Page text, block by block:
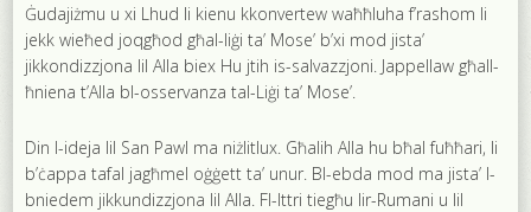
Ġudajiżmu u xi Lhud li kienu kkonvertew waħħluha f’rashom li
jekk wieħed joqgħod għal-liġi ta’ Mose’ b’xi mod jista’
jikkondizzjona lil Alla biex Hu jtih is-salvazzjoni. Jappellaw għall-
ħniena t’Alla bl-osservanza tal-Liġi ta’ Mose’.
Din l-ideja lil San Pawl ma niżlitlux. Għalih Alla hu bħal fuħħari, li
b’ċappa tafal jagħmel oġġett ta’ unur. Bl-ebda mod ma jista’ l-
bniedem jikkundizzjona lil Alla. Fl-Ittri tiegħu lir-Rumani u lil